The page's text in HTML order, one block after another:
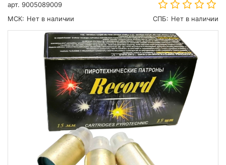
арт. 9005089009
МСК: Нет в наличии СПБ: Нет в наличии